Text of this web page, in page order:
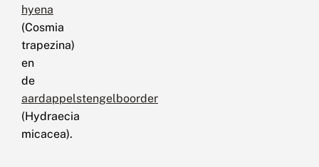
hyena
(Cosmia
trapezina)
en
de
aardappelstengelboorder
(Hydraecia
micacea).